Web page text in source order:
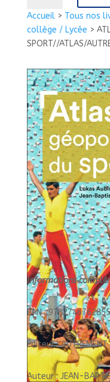
Accueil> Tous nos
collège / Lycée >
SPORT//ATLAS/
ATLAS
GEOPOLITIQUE
DU
Informations
EAN : 9782746762855
Éditeur : AUTREMENT
Auteur : JEAN-